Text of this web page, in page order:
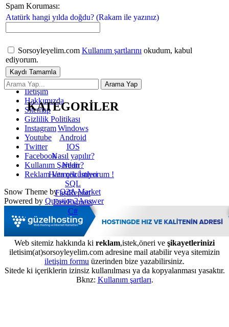
Spam Koruması:
Atatürk hangi yılda doğdu? (Rakam ile yazınız)
Sorsoyleyelim.com Kullanım şartlarını okudum, kabul
ediyorum.
KATEGORİLER
Windows
Android
IOS
Nasıl yapılır?
Nedir?
Hata çözümleri
SQL
FastReport
DevExpress
C#
İletişim
Hakkımızda
Sitemap
Gizlilik Politikası
Instagram
Youtube
Twitter
Facebook
Kullanım Şartları
Reklam Vermek İstiyorum !
Snow Theme byQ2A Market
Powered by Question2Answer
Web sitemiz hakkında ki reklam,istek,öneri ve şikayetlerinizi
iletisim(at)sorsoyleyelim.com adresine mail atabilir veya sitemizin
iletişim formu üzerinden bize yazabilirsiniz.
Sitede ki içeriklerin izinsiz kullanılması ya da kopyalanması yasaktır.
Bknz: Kullanım şartları.